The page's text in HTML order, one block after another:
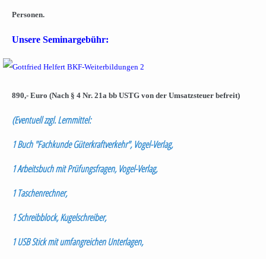
Personen.
Unsere Seminargebühr:
890,- Euro (Nach § 4 Nr. 21a bb USTG von der Umsatzsteuer befreit)
(Eventuell zzgl. Lernmittel:
1 Buch "Fachkunde Güterkraftverkehr", Vogel-Verlag,
1 Arbeitsbuch mit Prüfungsfragen, Vogel-Verlag,
1 Taschenrechner,
1 Schreibblock, Kugelschreiber,
1 USB Stick mit umfangreichen Unterlagen,